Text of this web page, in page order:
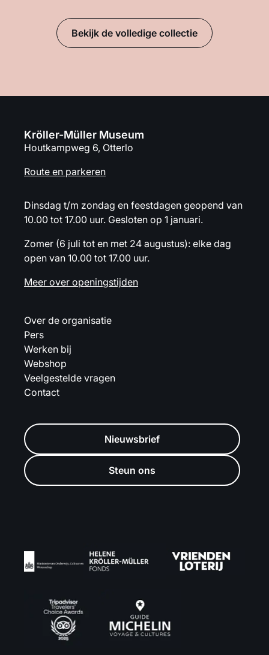
Bekijk de volledige collectie
Kröller-Müller Museum
Houtkampweg 6, Otterlo
Route en parkeren
Dinsdag t/m zondag en feestdagen geopend van
10.00 tot 17.00 uur. Gesloten op 1 januari.
Zomer (6 juli tot en met 24 augustus): elke dag
open van 10.00 tot 17.00 uur.
Meer over openingstijden
Over de organisatie
Pers
Werken bij
Webshop
Veelgestelde vragen
Contact
Nieuwsbrief
Steun ons